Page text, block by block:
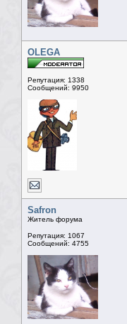
OLEGA
Репутация: 1338
Сообщений: 9950
Safron
Житель форума
Репутация: 1067
Сообщений: 4755